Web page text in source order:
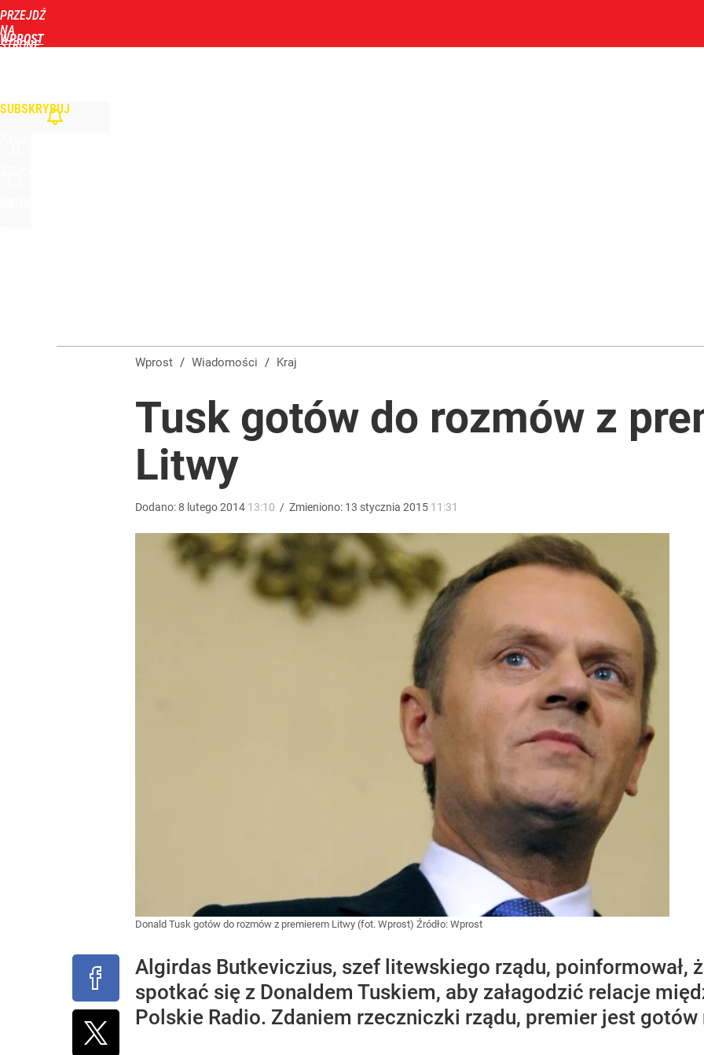
PRZEJDŹ
NA
STRONĘ
WPROST
SUBSKRYBUJ
5
„Nie chodzi o zemstę”. Mocny apel w sprawie ofiar rzezi wołyńskiej
Minister Nawrockiego przypomniał swoją wypowiedź ws. sędziów TK. „Wielkie kłamstwo Żurka”
Tajemnica paragonów grozy. Tak restauratorzy manipulują cenami nad morzem
Wprost / Wiadomości / Kraj
Tusk gotów do rozmów z
Litwy
Dodano:8 lutego2014 13:10 / Zmieniono: 13 stycznia 2015 11:31
Donald Tusk gotów do rozmów z premierem Litwy (fot. Wprost) Źródło: Wprost
Algirdas Butkeviczius, szef litewskiego rządu, poinformował,
spotkać się z Donaldem Tuskiem, aby załagodzić relacje
Polskie Radio. Zdaniem rzeczniczki rządu, premier jest gotów